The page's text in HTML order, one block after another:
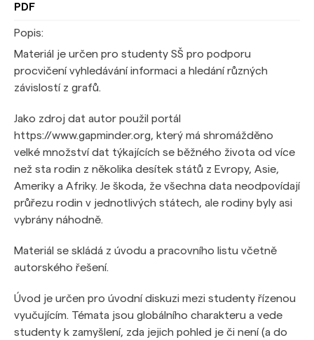
PDF
Popis:
Materiál je určen pro studenty SŠ pro podporu
procvičení vyhledávání informaci a hledání různých
závislostí z grafů.
Jako zdroj dat autor použil portál
https://www.gapminder.org, který má shromážděno
velké množství dat týkajících se běžného života od více
než sta rodin z několika desítek států z Evropy, Asie,
Ameriky a Afriky. Je škoda, že všechna data neodpovídají
průřezu rodin v jednotlivých státech, ale rodiny byly asi
vybrány náhodně.
Materiál se skládá z úvodu a pracovního listu včetně
autorského řešení.
Úvod je určen pro úvodní diskuzi mezi studenty řízenou
vyučujícím. Témata jsou globálního charakteru a vede
studenty k zamyšlení, zda jejich pohled je či není (a do